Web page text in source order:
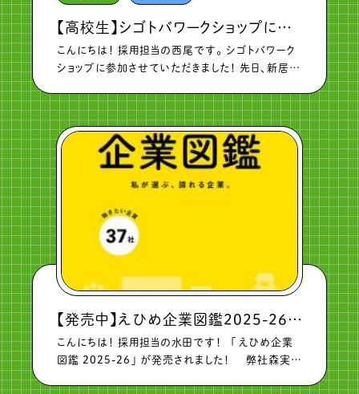
【高校生】シゴトバワークショップに参加させていただきました！
こんにちは！ 採用担当の西尾です。 シゴトバワーク
ショップに参加させていただきました！ 先日、新居浜
いただきました。 このワークショップには 就職希望
の１，２年生が参加してく […]
【発売中】えひめ企業図鑑2025-26が出版されました！
こんにちは！ 採用担当の水田です！ 「えひめ企業
図鑑 2025-26」 が発売されました！ 弊社森実運